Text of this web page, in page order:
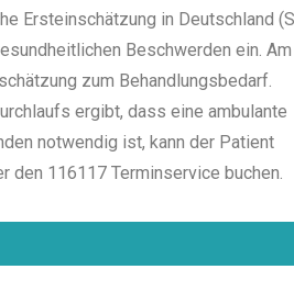
Ersteinschätzung in Deutschland
Beschwerden ein. Am
zum Behandlungsbedarf.
ergibt, dass eine ambulante
notwendig ist, kann der Patient
den 116117 Terminservice buchen.